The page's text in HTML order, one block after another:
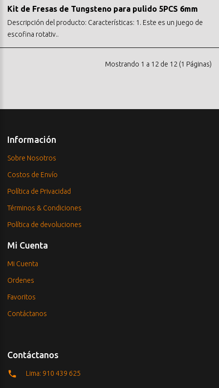
Kit de Fresas de Tungsteno para pulido 5PCS 6mm
Descripción del producto: Características: 1. Este es un juego de
escofina rotativ..
Mostrando 1 a 12 de 12 (1 Páginas)
Información
Sobre Nosotros
Costos de Envío
Política de Privacidad
Términos & Condiciones
Política de devoluciones
Mi Cuenta
Mi Cuenta
Ordenes
Favoritos
Contáctanos
Contáctanos
Lima: 910 439 625